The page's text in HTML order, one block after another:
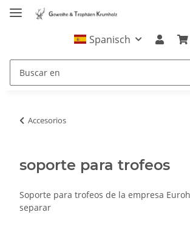
Spanisch
Accesorios
soporte para trofeos
Soporte para trofeos de la empresa
separar